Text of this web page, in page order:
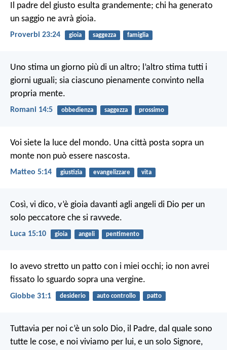
Il padre del giusto esulta grandemente; chi ha generato
un saggio ne avrà gioia.
Proverbi 23:24 gioia saggezza famiglia
Uno stima un giorno più di un altro; l’altro stima tutti i
giorni uguali; sia ciascuno pienamente convinto nella
propria mente.
Romani 14:5 obbedienza saggezza prossimo
Voi siete la luce del mondo. Una città posta sopra un
monte non può essere nascosta.
Matteo 5:14 giustizia evangelizzare vita
Così, vi dico, v’è gioia davanti agli angeli di Dio per un
solo peccatore che si ravvede.
Luca 15:10 gioia angeli pentimento
Io avevo stretto un patto con i miei occhi; io non avrei
fissato lo sguardo sopra una vergine.
Giobbe 31:1 desiderio auto controllo patto
Tuttavia per noi c’è un solo Dio, il Padre, dal quale sono
tutte le cose, e noi viviamo per lui, e un solo Signore,